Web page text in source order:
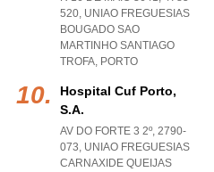
520, UNIAO FREGUESIAS
BOUGADO SAO
MARTINHO SANTIAGO
TROFA, PORTO
Hospital Cuf Porto,
S.a.
AV DO FORTE 3 2º, 2790-
073, UNIAO FREGUESIAS
CARNAXIDE QUEIJAS